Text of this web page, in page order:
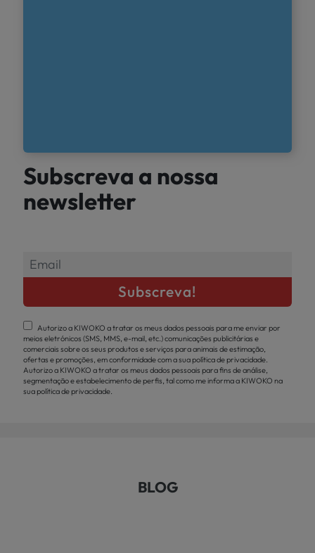
Subscreva a nossa
newsletter
Autorizo a KIWOKO a tratar os meus dados pessoais para me enviar por
meios eletrónicos (SMS, MMS, e-mail, etc.) comunicações publicitárias e
comerciais sobre os seus produtos e serviços para animais de estimação,
ofertas e promoções, em conformidade com a sua política de privacidade.
Autorizo a KIWOKO a tratar os meus dados pessoais para fins de análise,
segmentação e estabelecimento de perfis, tal como me informa a KIWOKO na
sua política de privacidade.
BLOG